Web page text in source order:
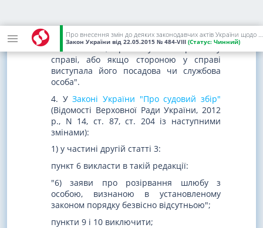
Про внесення змін до деяких законодавчих актів України щодо сплати судового збору
Закон України від 22.05.2015 № 484-VIII (Статус: Чинний)
підтверджені судові витрати за рахунок
бюджетних асигнувань суб'єкта владних
повноважень, що виступав стороною у
справі, або якщо стороною у справі
виступала його посадова чи службова
особа".
4. УЗаконі України "Про судовий збір"
(Відомості Верховної Ради України, 2012
р., N 14, ст. 87, ст. 204 із наступними
змінами):
1) у частині другій статті 3:
пункт 6 викласти в такій редакції:
"6) заяви про розірвання шлюбу з
особою, визнаною в установленому
законом порядку безвісно відсутньою";
пункти 9 і 10 виключити;